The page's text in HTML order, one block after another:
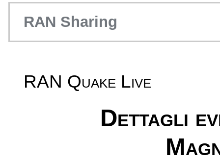
RAN Sharing
RAN Quake Live
Dettagli